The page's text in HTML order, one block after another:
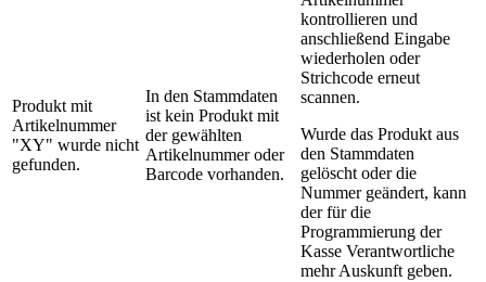
Produkt mit
Artikelnummer
"XY" wurde nicht
gefunden.
In den Stammdaten
ist kein Produkt mit
der gewählten
Artikelnummer oder
Barcode vorhanden.
kontrollieren und
anschließend Eingabe
wiederholen oder
Strichcode erneut
scannen.
Wurde das Produkt aus
den Stammdaten
gelöscht oder die
Nummer geändert, kann
der für die
Programmierung der
Kasse Verantwortliche
mehr Auskunft geben.